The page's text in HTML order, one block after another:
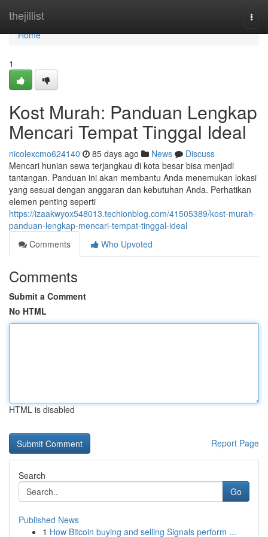
thejillist
Home
Home
1
Kost Murah: Panduan Lengkap
Mencari Tempat Tinggal Ideal
nicolexcmo624140 85 days ago News
Discuss
Mencari hunian sewa terjangkau di kota besar bisa menjadi
tantangan. Panduan ini akan membantu Anda menemukan lokasi
yang sesuai dengan anggaran dan kebutuhan Anda. Perhatikan
elemen penting seperti
https://izaakwyox548013.techionblog.com/41505389/kost-murah-
panduan-lengkap-mencari-tempat-tinggal-ideal
Comments
Who Upvoted
Comments
Submit a Comment
No HTML
HTML is disabled
Report Page
Search
Go
Published News
1 How Bitcoin buying and selling Signals perform ...